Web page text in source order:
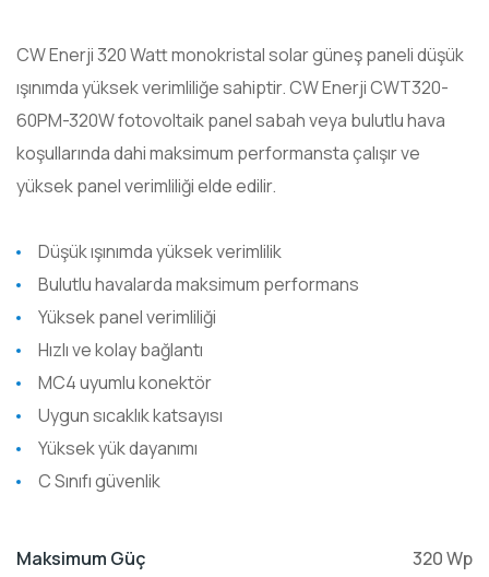
CW Enerji 320Wattmonokristalsolar güneş paneli düşük
ışınımda yüksek verimliliğe sahiptir.CW Enerji CWT320-
60PM-320Wfotovoltaikpanel sabah veya bulutlu hava
koşullarında dahi maksimum performansta çalışır ve
yüksek panel verimliliği elde edilir.
Düşük ışınımda yüksek verimlilik
Bulutlu havalarda maksimum performans
Yüksek panel verimliliği
Hızlı ve kolay bağlantı
MC4 uyumlu konektör
Uygun sıcaklık katsayısı
Yüksek yük dayanımı
C Sınıfı güvenlik
Maksimum Güç 320 Wp